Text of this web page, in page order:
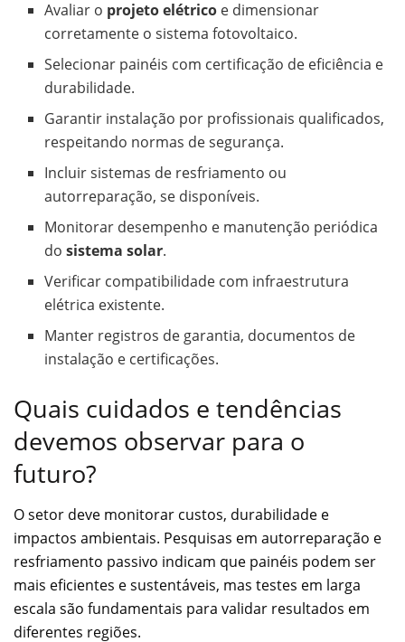
Avaliar o projeto elétrico e dimensionar
corretamente o sistema fotovoltaico.
Selecionar painéis com certificação de eficiência e
durabilidade.
Garantir instalação por profissionais qualificados,
respeitando normas de segurança.
Incluir sistemas de resfriamento ou
autorreparação, se disponíveis.
Monitorar desempenho e manutenção periódica
dosistema solar.
Verificar compatibilidade com infraestrutura
elétrica existente.
Manter registros de garantia, documentos de
instalação e certificações.
Quais cuidados e tendências
devemos observar para o
futuro?
O setor deve monitorar custos, durabilidade e
impactos ambientais. Pesquisas em autorreparação e
resfriamento passivo indicam que painéis podem ser
mais eficientes e sustentáveis, mas testes em larga
escala são fundamentais para validar resultados em
diferentes regiões.